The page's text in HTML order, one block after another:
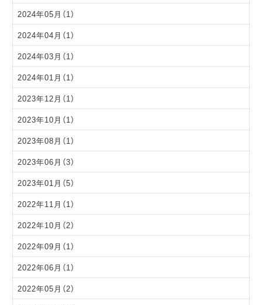
2024年05月（1）
2024年04月（1）
2024年03月（1）
2024年01月（1）
2023年12月（1）
2023年10月（1）
2023年08月（1）
2023年06月（3）
2023年01月（5）
2022年11月（1）
2022年10月（2）
2022年09月（1）
2022年06月（1）
2022年05月（2）